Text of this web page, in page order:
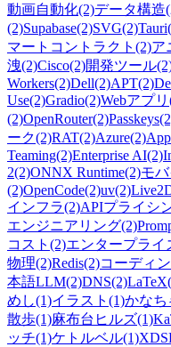
動画自動化(2)データ構造
(2)Supabase(2)SVG(2)Tauri
マートコントラクト (2)ア
洩(2)Cisco(2)開発ツール
Workers(2)Dell(2)APT(2)
Use(2)Gradio(2)Webアプリ
(2)OpenRouter(2)Passkeys
ーク(2)RAT(2)Azure(2)
Teaming(2)Enterprise AI(2)
2(2)ONNX Runtime(2)モ
(2)OpenCode(2)uv(2)
インフラ(2)APIプライシ
エンジニアリング(2)
コスト (2)エンタープライ
物理(2)Redis(2)コーディ
本語LLM(2)DNS(2)LaTeX
めし(1)イラスト (1)かなち
散歩(1)麻布台ヒルズ(1)
ッチ(1)ケトルベル(1)